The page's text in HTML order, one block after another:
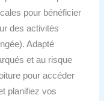
pour bénéficier
des activités
Adapté
et au risque
pour accéder
planifiez vos